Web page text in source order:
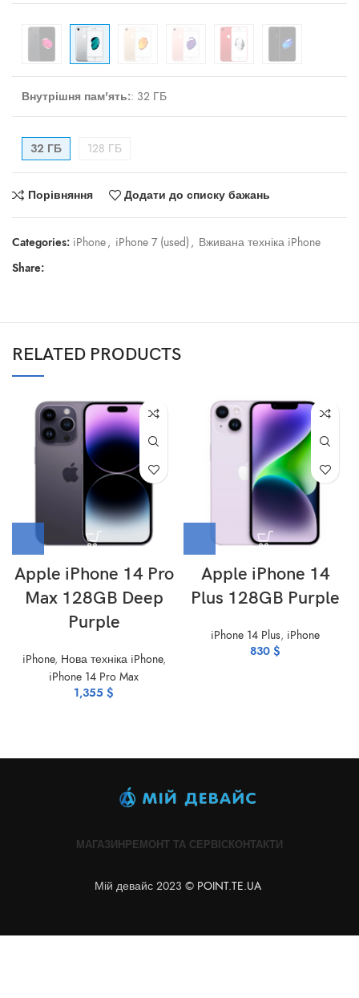
Внутрішня пам'ять:: 32 ГБ
32 ГБ 128 ГБ
Порівняння Додати до списку бажань
Categories: iPhone, iPhone 7 (used) , Вживана техніка iPhone
Share:
RELATED PRODUCTS
Apple iPhone 14 Pro
Max 128GB Deep
Purple
iPhone, Нова техніка iPhone,
iPhone 14 Pro Max
1,355 $
Apple iPhone 14
Plus 128GB Purple
iPhone 14 Plus, iPhone
830 $
МАГАЗИНРЕМОНТ ТА СЕРВІСКОНТАКТИ
Мій девайс 2023 © POINT.TE.UA